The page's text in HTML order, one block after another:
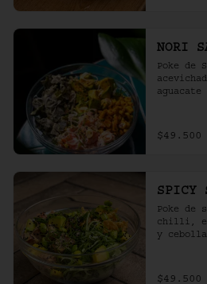
NORI
Poke de
$49.500
SPICY
Poke de
chilli,
y
$49.500